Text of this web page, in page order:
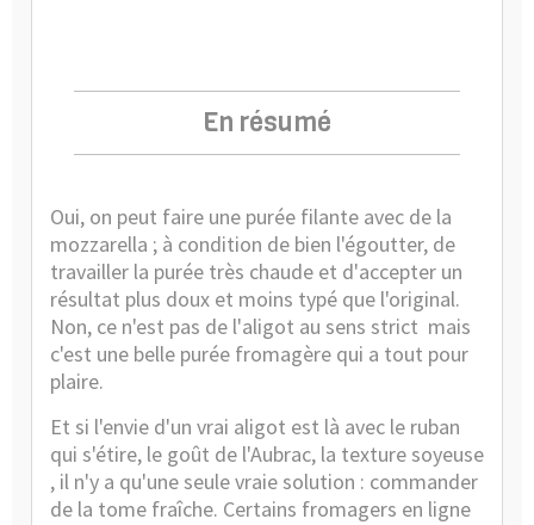
En résumé
Oui, on peut faire une purée filante avec de la
mozzarella ; à condition de bien l'égoutter, de
travailler la purée très chaude et d'accepter un
résultat plus doux et moins typé que l'original.
Non, ce n'est pas de l'aligot au sens strict mais
c'est une belle purée fromagère qui a tout pour
plaire.
Et si l'envie d'un vrai aligot est là avec le ruban
qui s'étire, le goût de l'Aubrac, la texture soyeuse
, il n'y a qu'une seule vraie solution : commander
de la tome fraîche. Certains fromagers en ligne